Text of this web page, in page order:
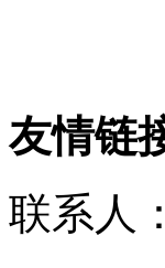
友情链
联系人